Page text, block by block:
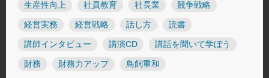
生産性向上 社員教育 社長業 競争戦略
経営実務 経営戦略 話し方 読書
講師インタビュー 講演CD 講話を聞いて学ぼう
財務 財務力アップ 鳥飼重和